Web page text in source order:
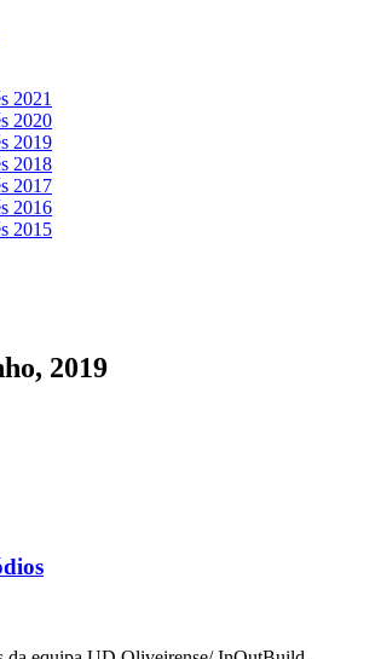
2021
2020
2019
2018
2017
2016
2015
2019